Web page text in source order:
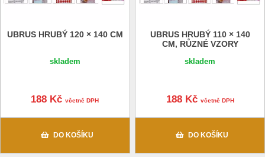
UBRUS HRUBÝ 120 × 140 CM
skladem
188 Kčvčetně DPH
DO KOŠÍKU
UBRUS HRUBÝ 110 × 140
CM, RŮZNÉ VZORY
skladem
188 Kč včetně DPH
DO KOŠÍKU